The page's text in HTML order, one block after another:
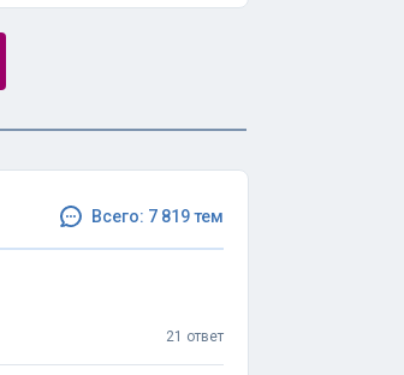
Всего: 7 819 тем
21 ответ